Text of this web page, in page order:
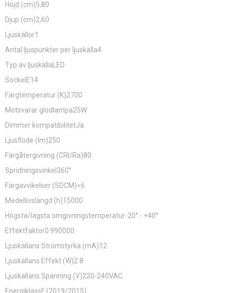
Höjd (cm)5,80
Djup (cm)2,60
Ljuskällor1
Antal ljuspunkter per ljuskälla4
Typ av ljuskällaLED
SockelE14
Färgtemperatur (K)2700
Motsvarar glödlampa25W
Dimmer kompatibilitetJa
Ljusflöde (lm)250
Färgåtergivning (CRI/Ra)80
Spridningsvinkel360°
Färgavvikelser (SDCM)<6
Medellivslängd (h)15000
Högsta/lägsta omgivningstemperatur-20° - +40°
Effektfaktor0.990000
Ljuskällans Strömstyrka (mA)12
Ljuskällans Effekt (W)2.8
Ljuskällans Spänning (V)220-240VAC
EnergiklassF (2019/2015)